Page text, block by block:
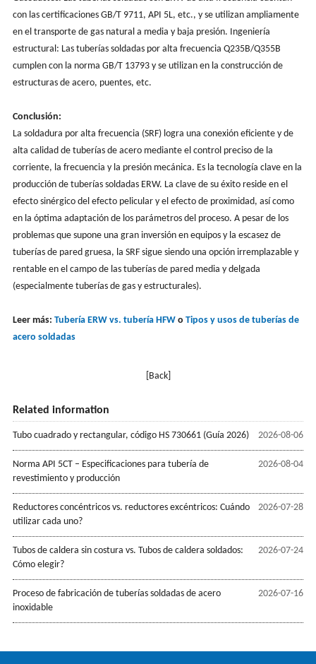
con las certificaciones GB/T 9711, API 5L, etc., y se utilizan ampliamente
en el transporte de gas natural a media y baja presión. Ingeniería
estructural: Las tuberías soldadas por alta frecuencia Q235B/Q355B
cumplen con la norma GB/T 13793 y se utilizan en la construcción de
estructuras de acero, puentes, etc.
Conclusión:
La soldadura por alta frecuencia (SRF) logra una conexión eficiente y de
alta calidad de tuberías de acero mediante el control preciso de la
corriente, la frecuencia y la presión mecánica. Es la tecnología clave en la
producción de tuberías soldadas ERW. La clave de su éxito reside en el
efecto sinérgico del efecto pelicular y el efecto de proximidad, así como
en la óptima adaptación de los parámetros del proceso. A pesar de los
problemas que supone una gran inversión en equipos y la escasez de
tuberías de pared gruesa, la SRF sigue siendo una opción irremplazable y
rentable en el campo de las tuberías de pared media y delgada
(especialmente tuberías de gas y estructurales).
Leer más: Tubería ERW vs. tubería HFWo Tipos y usos de tuberías de
acero soldadas
[Back]
Related information
2026-08-06
Tubo cuadrado y rectangular, código HS 730661 (Guía 2026)
2026-08-04
Norma API 5CT – Especificaciones para tubería de
revestimiento y producción
2026-07-28
Reductores concéntricos vs. reductores excéntricos: Cuándo
utilizar cada uno?
2026-07-24
Tubos de caldera sin costura vs. Tubos de caldera soldados:
Cómo elegir?
2026-07-16
Proceso de fabricación de tuberías soldadas de acero
inoxidable